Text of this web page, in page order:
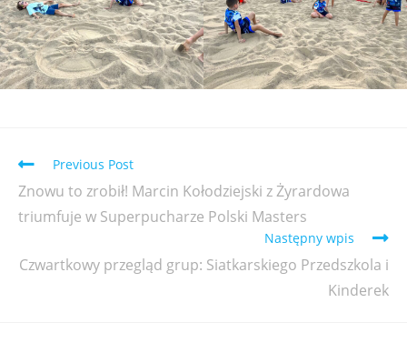
Previous Post
Znowu to zrobił! Marcin Kołodziejski z Żyrardowa
triumfuje w Superpucharze Polski Masters
Następny wpis
Czwartkowy przegląd grup: Siatkarskiego Przedszkola i
Kinderek